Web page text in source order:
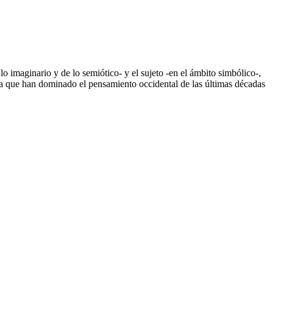
imaginario y de lo semiótico- y el sujeto -en el ámbito simbólico-,
han dominado el pensamiento occidental de las últimas décadas